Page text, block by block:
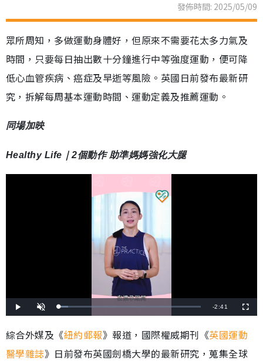
發佈時間: 2025/05/09
眾所周知，多做運動身體好，但原來不需要花太多力氣及
時間，只要每日抽出數十分鐘進行中等強度運動，便可降
低心血管疾病、癌症及早逝等風險。英國日前發布最新研
究，拆解每周基本運動時間、運動定義及推薦運動。
同場加映
Healthy Life｜2個動作 助準媽媽強化大腿
播
放
開
啟
載
入
:
6
7
1
剩
間
-2:41
全
螢
綜合外媒及《紐約郵報》報道，國際權威期刊《英國運動
醫學雜誌》日前發布英國劍橋大學的最新研究，蒐集全球